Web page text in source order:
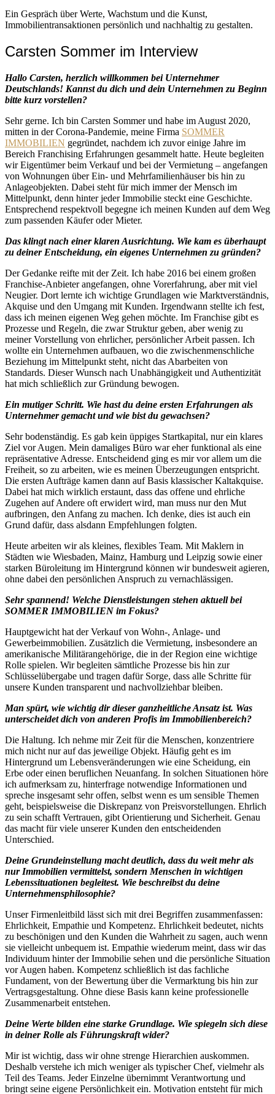
Ein Gespräch über Werte, Wachstum und die Kunst,
Immobilientransaktionen persönlich und nachhaltig zu gestalten.
Carsten Sommer im Interview
Hallo Carsten, herzlich willkommen bei Unternehmer
Deutschlands! Kannst du dich und dein Unternehmen zu Beginn
bitte kurz vorstellen?
Sehr gerne. Ich bin Carsten Sommer und habe im August 2020,
mitten in der Corona-Pandemie, meine Firma SOMMER
IMMOBILIEN gegründet, nachdem ich zuvor einige Jahre im
Bereich Franchising Erfahrungen gesammelt hatte. Heute begleiten
wir Eigentümer beim Verkauf und bei der Vermietung – angefangen
von Wohnungen über Ein- und Mehrfamilienhäuser bis hin zu
Anlageobjekten. Dabei steht für mich immer der Mensch im
Mittelpunkt, denn hinter jeder Immobilie steckt eine Geschichte.
Entsprechend respektvoll begegne ich meinen Kunden auf dem Weg
zum passenden Käufer oder Mieter.
Das klingt nach einer klaren Ausrichtung. Wie kam es überhaupt
zu deiner Entscheidung, ein eigenes Unternehmen zu gründen?
Der Gedanke reifte mit der Zeit. Ich habe 2016 bei einem großen
Franchise-Anbieter angefangen, ohne Vorerfahrung, aber mit viel
Neugier. Dort lernte ich wichtige Grundlagen wie Marktverständnis,
Akquise und den Umgang mit Kunden. Irgendwann stellte ich fest,
dass ich meinen eigenen Weg gehen möchte. Im Franchise gibt es
Prozesse und Regeln, die zwar Struktur geben, aber wenig zu
meiner Vorstellung von ehrlicher, persönlicher Arbeit passen. Ich
wollte ein Unternehmen aufbauen, wo die zwischenmenschliche
Beziehung im Mittelpunkt steht, nicht das Abarbeiten von
Standards. Dieser Wunsch nach Unabhängigkeit und Authentizität
hat mich schließlich zur Gründung bewogen.
Ein mutiger Schritt. Wie hast du deine ersten Erfahrungen als
Unternehmer gemacht und wie bist du gewachsen?
Sehr bodenständig. Es gab kein üppiges Startkapital, nur ein klares
Ziel vor Augen. Mein damaliges Büro war eher funktional als eine
repräsentative Adresse. Entscheidend ging es mir vor allem um die
Freiheit, so zu arbeiten, wie es meinen Überzeugungen entspricht.
Die ersten Aufträge kamen dann auf Basis klassischer Kaltakquise.
Dabei hat mich wirklich erstaunt, dass das offene und ehrliche
Zugehen auf Andere oft erwidert wird, man muss nur den Mut
aufbringen, den Anfang zu machen. Ich denke, dies ist auch ein
Grund dafür, dass alsdann Empfehlungen folgten.
Heute arbeiten wir als kleines, flexibles Team. Mit Maklern in
Städten wie Wiesbaden, Mainz, Hamburg und Leipzig sowie einer
starken Büroleitung im Hintergrund können wir bundesweit agieren,
ohne dabei den persönlichen Anspruch zu vernachlässigen.
Sehr spannend! Welche Dienstleistungen stehen aktuell bei
SOMMER IMMOBILIEN im Fokus?
Hauptgewicht hat der Verkauf von Wohn-, Anlage- und
Gewerbeimmobilien. Zusätzlich die Vermietung, insbesondere an
amerikanische Militärangehörige, die in der Region eine wichtige
Rolle spielen. Wir begleiten sämtliche Prozesse bis hin zur
Schlüsselübergabe und tragen dafür Sorge, dass alle Schritte für
unsere Kunden transparent und nachvollziehbar bleiben.
Man spürt, wie wichtig dir dieser ganzheitliche Ansatz ist. Was
unterscheidet dich von anderen Profis im Immobilienbereich?
Die Haltung. Ich nehme mir Zeit für die Menschen, konzentriere
mich nicht nur auf das jeweilige Objekt. Häufig geht es im
Hintergrund um Lebensveränderungen wie eine Scheidung, ein
Erbe oder einen beruflichen Neuanfang. In solchen Situationen höre
ich aufmerksam zu, hinterfrage notwendige Informationen und
spreche insgesamt sehr offen, selbst wenn es um sensible Themen
geht, beispielsweise die Diskrepanz von Preisvorstellungen. Ehrlich
zu sein schafft Vertrauen, gibt Orientierung und Sicherheit. Genau
das macht für viele unserer Kunden den entscheidenden
Unterschied.
Deine Grundeinstellung macht deutlich, dass du weit mehr als
nur Immobilien vermittelst, sondern Menschen in wichtigen
Lebenssituationen begleitest. Wie beschreibst du deine
Unternehmensphilosophie?
Unser Firmenleitbild lässt sich mit drei Begriffen zusammenfassen:
Ehrlichkeit, Empathie und Kompetenz. Ehrlichkeit bedeutet, nichts
zu beschönigen und den Kunden die Wahrheit zu sagen, auch wenn
sie vielleicht unbequem ist. Empathie wiederum meint, dass wir das
Individuum hinter der Immobilie sehen und die persönliche Situation
vor Augen haben. Kompetenz schließlich ist das fachliche
Fundament, von der Bewertung über die Vermarktung bis hin zur
Vertragsgestaltung. Ohne diese Basis kann keine professionelle
Zusammenarbeit entstehen.
Deine Werte bilden eine starke Grundlage. Wie spiegeln sich diese
in deiner Rolle als Führungskraft wider?
Mir ist wichtig, dass wir ohne strenge Hierarchien auskommen.
Deshalb verstehe ich mich weniger als typischer Chef, vielmehr als
Teil des Teams. Jeder Einzelne übernimmt Verantwortung und
bringt seine eigene Persönlichkeit ein. Motivation entsteht für mich